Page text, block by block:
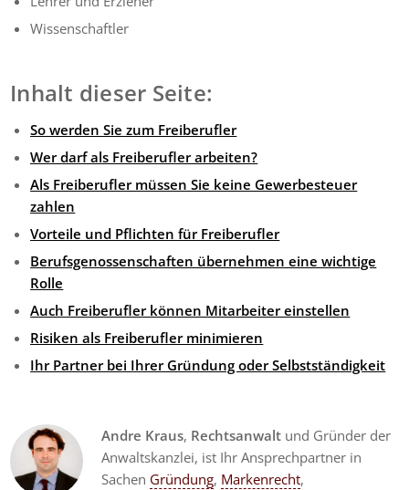
Wissenschaftler
Inhalt dieser Seite:
So werden Sie zum Freiberufler
Wer darf als Freiberufler arbeiten?
Als Freiberufler müssen Sie keine Gewerbesteuer
zahlen
Vorteile und Pflichten für Freiberufler
Berufsgenossenschaften übernehmen eine wichtige
Rolle
Auch Freiberufler können Mitarbeiter einstellen
Risiken als Freiberufler minimieren
Ihr Partner bei Ihrer Gründung oder Selbstständigkeit
Andre Kraus, Rechtsanwalt und Gründer der
Anwaltskanzlei, ist Ihr Ansprechpartner in
Sachen Gründung, Markenrecht,